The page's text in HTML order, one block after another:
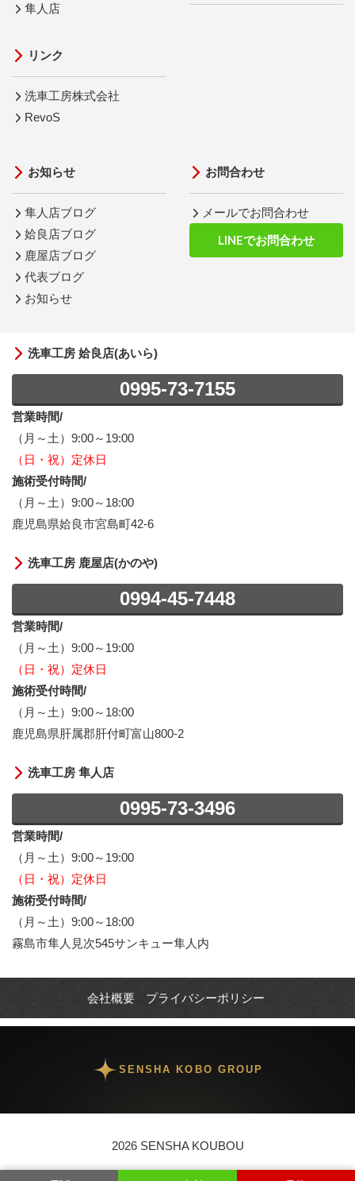
隼人店
リンク
洗車工房株式会社
RevoS
お知らせ
隼人店ブログ
姶良店ブログ
鹿屋店ブログ
代表ブログ
お知らせ
お問合わせ
メールでお問合わせ
LINEでお問合わせ
洗車工房 姶良店(あいら)
0995-73-7155
営業時間/
（月～土）9:00～19:00
（日・祝）定休日
施術受付時間/
（月～土）9:00～18:00
鹿児島県姶良市宮島町42-6
洗車工房 鹿屋店(かのや)
0994-45-7448
営業時間/
（月～土）9:00～19:00
（日・祝）定休日
施術受付時間/
（月～土）9:00～18:00
鹿児島県肝属郡肝付町富山800-2
洗車工房 隼人店
0995-73-3496
営業時間/
（月～土）9:00～19:00
（日・祝）定休日
施術受付時間/
（月～土）9:00～18:00
霧島市隼人見次545サンキュー隼人内
会社概要 プライバシーポリシー
SENSHA KOBO GROUP
2026 SENSHA KOUBOU